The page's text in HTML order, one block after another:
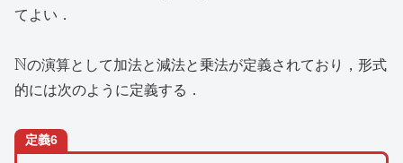
てよい．
\mathbb{N}
Nの演算として加法と減法と乗法が定義されており，形式
的には次のように定義する．
定義6